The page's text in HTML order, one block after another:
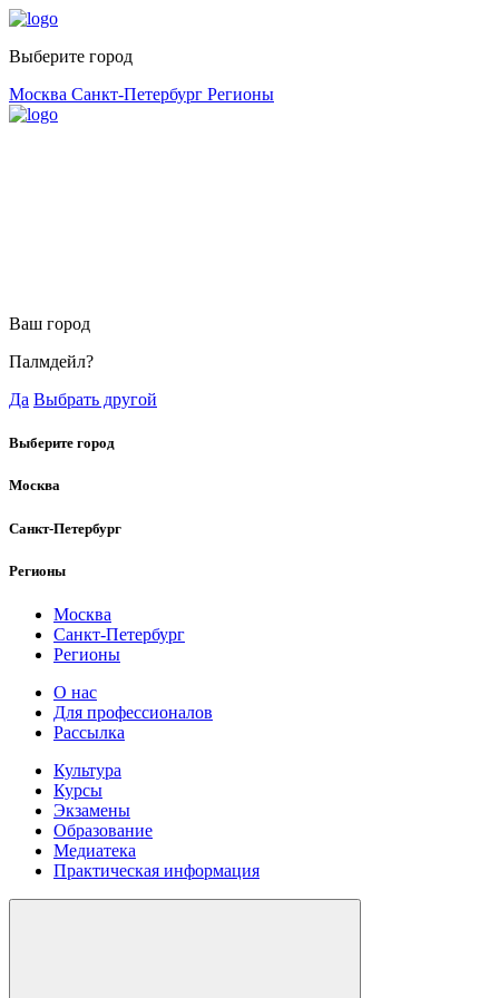
Выберите город
Москва Санкт-Петербург Регионы
Ваш город
Палмдейл?
Да Выбрать другой
Выберите город
Москва
Санкт-Петербург
Регионы
Москва
Санкт-Петербург
Регионы
О нас
Для профессионалов
Рассылка
Культура
Курсы
Экзамены
Образование
Медиатека
Практическая информация